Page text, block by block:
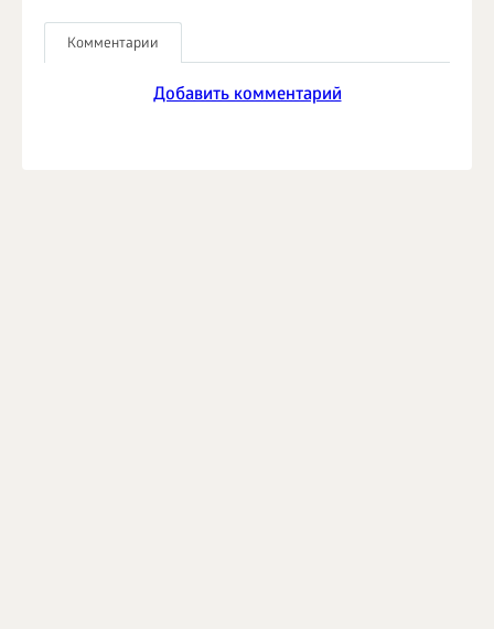
Комментарии
Добавить комментарий